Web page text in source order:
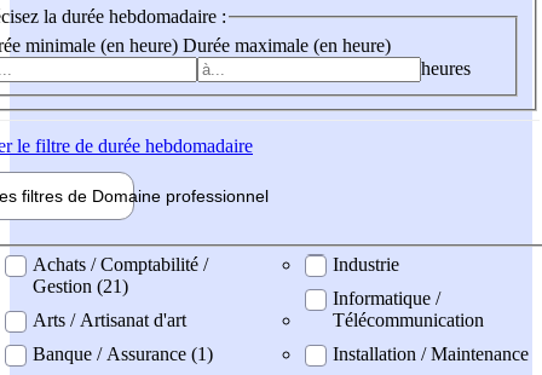
la durée hebdomadaire :
minimale (en heure) Durée maximale (en heure)
heures
le filtre de durée hebdomadaire
filtres de Domaine professionnel
professionel
Achats / Comptabilité /
Gestion (21)
Arts / Artisanat d'art
Banque / Assurance (1)
Industrie
Informatique /
Télécommunication
Installation / Maintenance